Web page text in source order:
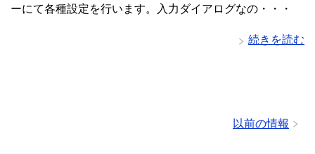
ーにて各種設定を行います。入力ダイアログなの・・・
続きを読む
以前の情報